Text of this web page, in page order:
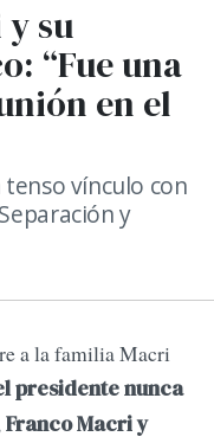
su
“Fue una
en el
vínculo con
y
a la familia Macri
presidente nunca
Franco Macri y